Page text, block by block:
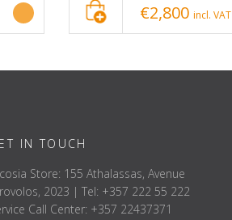
€2,800incl. VAT
IN TOUCH
Store: 155 Athalassas, Avenue
2023 | Tel: +357 222 55 222
Call Center: +357 22437371